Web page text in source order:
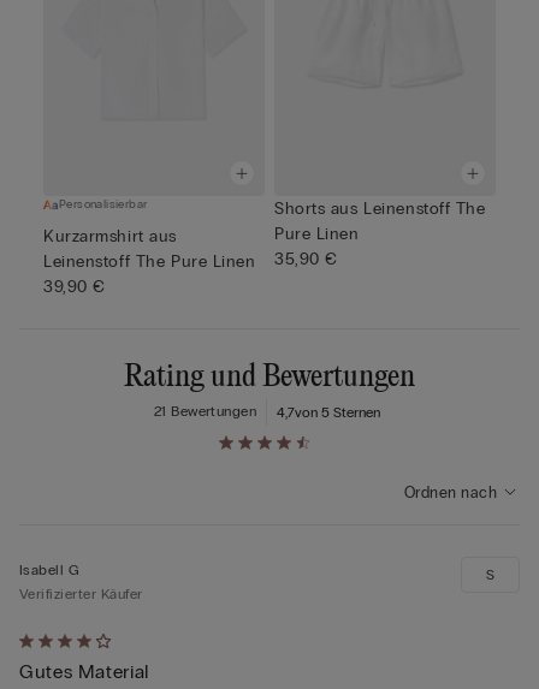
Personalisierbar
Kurzarmshirt aus
Leinenstoff The Pure Linen
39,90 €
Shorts aus Leinenstoff The
Pure Linen
35,90 €
Rating und Bewertungen
4,7von 5 Sternen
21 Bewertungen
Ordnen nach
Mit
4
Isabell G
Verifizierter Käufer
Gutes Material
S